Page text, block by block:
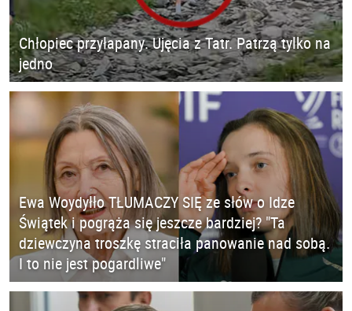
Chłopiec przyłapany. Ujęcia z Tatr. Patrzą tylko na
jedno
Ewa Woydyłło TŁUMACZY SIĘ ze słów o Idze
Świątek i pogrąża się jeszcze bardziej? "Ta
dziewczyna troszkę straciła panowanie nad sobą.
I to nie jest pogardliwe"